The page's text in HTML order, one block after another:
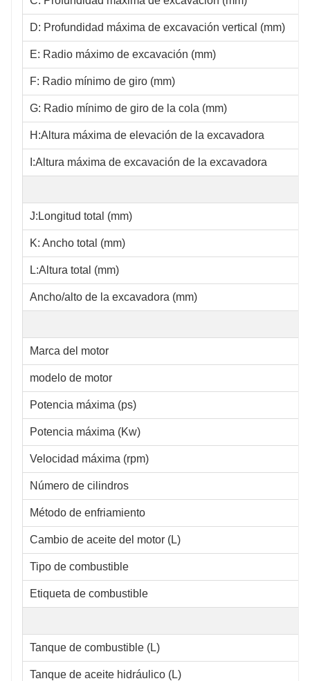
D: Profundidad máxima de excavación vertical (mm)
E: Radio máximo de excavación (mm)
F: Radio mínimo de giro (mm)
G: Radio mínimo de giro de la cola (mm)
H:Altura máxima de elevación de la excavadora
I:Altura máxima de excavación de la excavadora
J:Longitud total (mm)
K: Ancho total (mm)
L:Altura total (mm)
Ancho/alto de la excavadora (mm)
Marca del motor
modelo de motor
Potencia máxima (ps)
Potencia máxima (Kw)
Velocidad máxima (rpm)
Número de cilindros
Método de enfriamiento
Cambio de aceite del motor (L)
Tipo de combustible
Etiqueta de combustible
Tanque de combustible (L)
Tanque de aceite hidráulico (L)